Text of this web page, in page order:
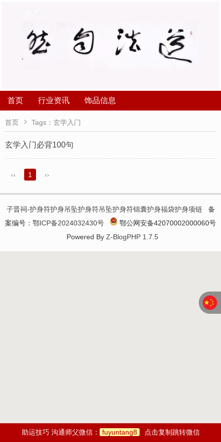
首页 行业资讯 饰品信息
首页  Tags：玄学入门
玄学入门必背100句
‹‹ 1 ››
子晋祠-护身符护身吊坠护身符吊坠护身符锦囊护身福袋护身项链备
案编号： 鄂ICP备2024032430号
鄂公网安备42070002000060号
Powered By Z-BlogPHP 1.7.5
助运技巧 沟通师父微信： fuyuntang8 点击复制跳转微信